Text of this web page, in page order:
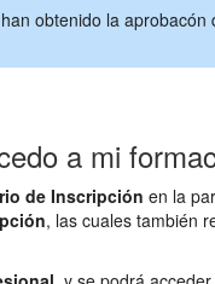
obtenido la
a mi
de Inscripción en la
, las cuales también